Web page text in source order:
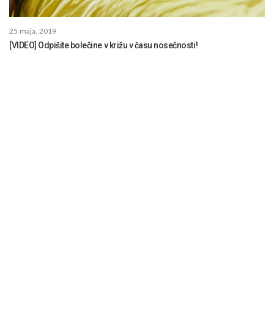
25 maja, 2019
[VIDEO] Odpišite bolečine v križu v času nosečnosti!